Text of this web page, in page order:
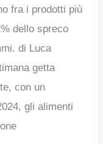
fra i prodotti più
dello spreco
di Luca
getta
con un
gli alimenti